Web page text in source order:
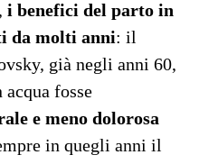
i benefici del parto in
da molti anni: il
già negli anni 60,
fosse
e meno dolorosa
in quegli anni il